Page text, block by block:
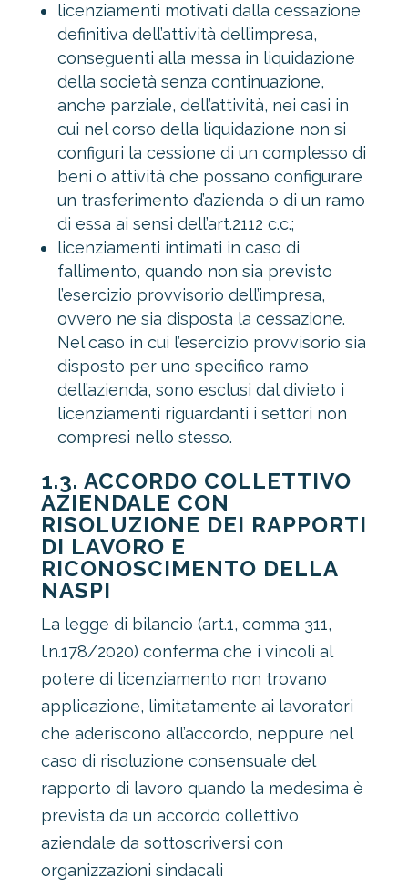
licenziamenti motivati dalla cessazione
definitiva dell’attività dell’impresa,
conseguenti alla messa in liquidazione
della società senza continuazione,
anche parziale, dell’attività, nei casi in
cui nel corso della liquidazione non si
configuri la cessione di un complesso di
beni o attività che possano configurare
un trasferimento d’azienda o di un ramo
di essa ai sensi dell’art.2112 c.c.;
licenziamenti intimati in caso di
fallimento, quando non sia previsto
l’esercizio provvisorio dell’impresa,
ovvero ne sia disposta la cessazione.
Nel caso in cui l’esercizio provvisorio sia
disposto per uno specifico ramo
dell’azienda, sono esclusi dal divieto i
licenziamenti riguardanti i settori non
compresi nello stesso.
1.3. ACCORDO COLLETTIVO
AZIENDALE CON
RISOLUZIONE DEI RAPPORTI
DI LAVORO E
RICONOSCIMENTO DELLA
NASPI
La legge di bilancio (art.1, comma 311,
l.n.178/2020) conferma che i vincoli al
potere di licenziamento non trovano
applicazione, limitatamente ai lavoratori
che aderiscono all’accordo, neppure nel
caso di risoluzione consensuale del
rapporto di lavoro quando la medesima è
prevista da un accordo collettivo
aziendale da sottoscriversi con
organizzazioni sindacali